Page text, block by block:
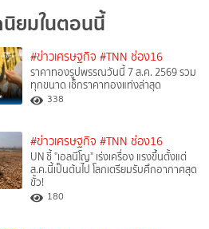
ยมในตอนนี้
#ข่าวเศรษฐกิจ #TNN ช่อง16
ราคาทองรูปพรรณวันนี้ 7 ส.ค. 2569 รวม
ทุกขนาด เช็กราคาทองแท่งล่าสุด
338
#ข่าวเศรษฐกิจ #TNN ช่อง16
UN ชี้ "เอลนีโญ" เร่งเครื่อง แรงขึ้นตั้งแต่
ส.ค.นี้เป็นต้นไป โลกเตรียมรับศึกอากาศสุด
ขั้ว!
180